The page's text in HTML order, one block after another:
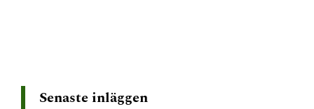
Senaste inläggen